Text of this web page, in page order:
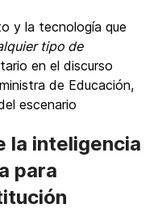
y la tecnología que
tipo de
en el discurso
de Educación,
escenario
la inteligencia
para